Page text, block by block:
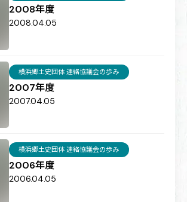
2008年度
2008.04.05
2007年度
横浜郷土史団体 連絡協議会の歩み
2007.04.05
2006年度
横浜郷土史団体 連絡協議会の歩み
2006.04.05